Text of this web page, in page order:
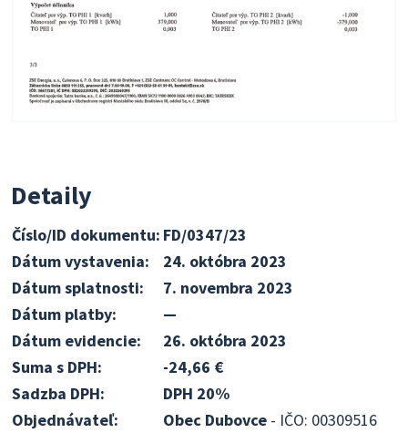
Detaily
Číslo/ID dokumentu: FD/0347/23
Dátum vystavenia:
24. októbra 2023
Dátum splatnosti:
7. novembra 2023
Dátum platby:
—
Dátum evidencie:
26. októbra 2023
Suma s DPH:
-24,66 €
Sadzba DPH:
DPH 20%
Objednávateľ:
Obec Dubovce - IČO: 00309516